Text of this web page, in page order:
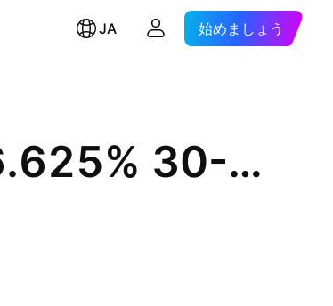
JA 始めましょう
Hartford Insurance Group, Inc. 6.625% 30-MAR-2040